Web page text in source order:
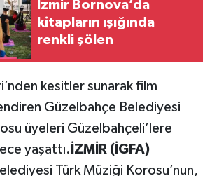
İzmir Bornova’da
kitapların ışığında
renkli şölen
kesitler sunarak film
Güzelbahçe Belediyesi
üyeleri Güzelbahçeli’lere
yaşattı. İZMİR (İGFA)
Türk Müziği Korosu’nun,